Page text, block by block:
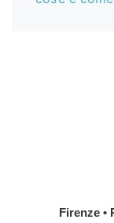
Firenze •